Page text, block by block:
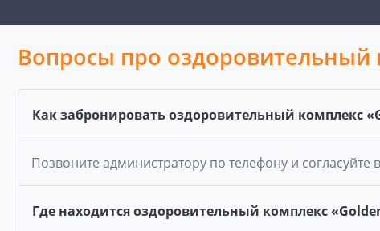
Вопросы про оздоровительный
Как забронировать оздоровительный комплекс
Позвоните администратору по телефону и согласуйте
Где находится оздоровительный комплекс